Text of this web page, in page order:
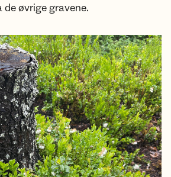
øvrige gravene.